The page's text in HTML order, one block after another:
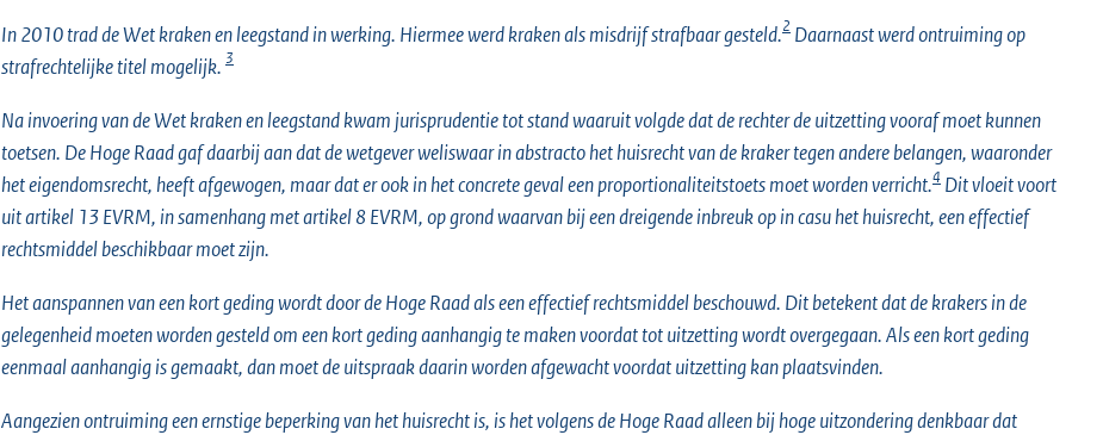
In 2010 trad de Wet kraken en leegstand in werking. Hiermee werd kraken als misdrijf strafbaar gesteld.2 Daarnaast werd ontruiming op
strafrechtelijke titel mogelijk. 3
Na invoering van de Wet kraken en leegstand kwam jurisprudentie tot stand waaruit volgde dat de rechter de uitzetting vooraf moet kunnen
toetsen. De Hoge Raad gaf daarbij aan dat de wetgever weliswaar in abstracto het huisrecht van de kraker tegen andere belangen, waaronder
het eigendomsrecht, heeft afgewogen, maar dat er ook in het concrete geval een proportionaliteitstoets moet worden verricht.4 Dit vloeit voort
uit artikel 13 EVRM, in samenhang met artikel 8 EVRM, op grond waarvan bij een dreigende inbreuk op in casu het huisrecht, een effectief
rechtsmiddel beschikbaar moet zijn.
Het aanspannen van een kort geding wordt door de Hoge Raad als een effectief rechtsmiddel beschouwd. Dit betekent dat de krakers in de
gelegenheid moeten worden gesteld om een kort geding aanhangig te maken voordat tot uitzetting wordt overgegaan. Als een kort geding
eenmaal aanhangig is gemaakt, dan moet de uitspraak daarin worden afgewacht voordat uitzetting kan plaatsvinden.
Aangezien ontruiming een ernstige beperking van het huisrecht is, is het volgens de Hoge Raad alleen bij hoge uitzondering denkbaar dat